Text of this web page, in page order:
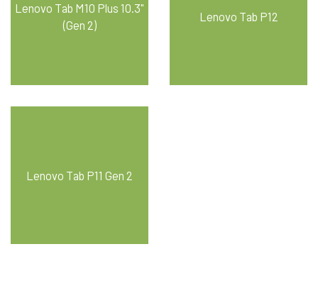
Lenovo Tab M10 Plus 10.3"
(Gen 2)
Lenovo Tab P12
Lenovo Tab P11 Gen 2